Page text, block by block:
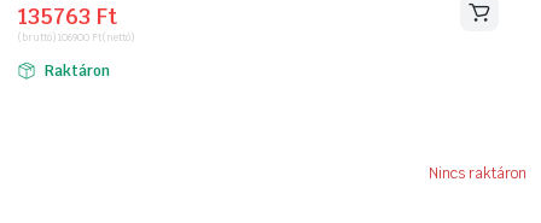
price
was:
156845 Ft.
135763 Ft
price
is:
135763 Ft.
(bruttó)106900 Ft(nettó)
Raktáron
Nincs raktáron